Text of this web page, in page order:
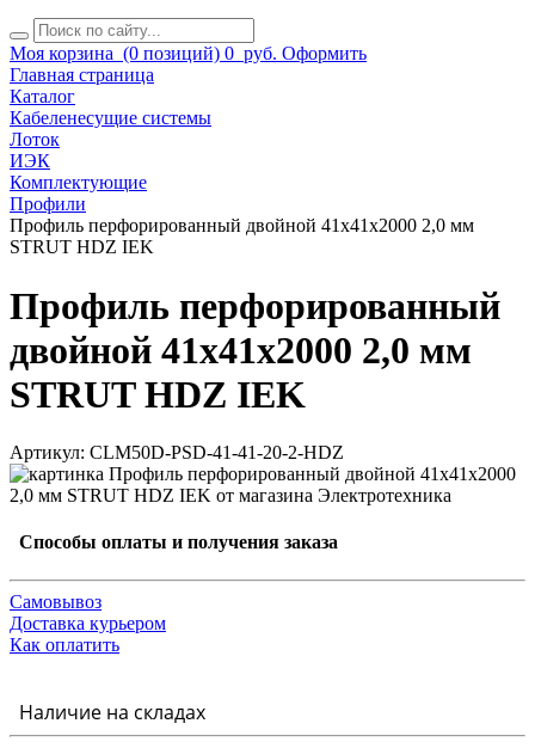
Моя корзина (0 позиций) 0 руб. Оформить
Главная страница
Каталог
Кабеленесущие системы
Лоток
ИЭК
Комплектующие
Профили
Профиль перфорированный двойной 41х41х2000 2,0 мм
STRUT HDZ IEK
Профиль перфорированный
двойной 41х41х2000 2,0 мм
STRUT HDZ IEK
Артикул: CLM50D-PSD-41-41-20-2-HDZ
Способы оплаты и получения заказа
Самовывоз
Доставка курьером
Как оплатить
Наличие на складах